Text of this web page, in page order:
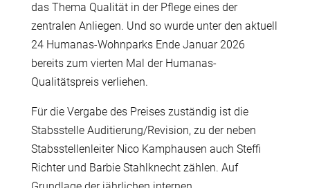
das Thema Qualität in der Pflege eines der
zentralen Anliegen. Und so wurde unter den aktuell
24 Humanas-Wohnparks Ende Januar 2026
bereits zum vierten Mal der Humanas-
Qualitätspreis verliehen.
Für die Vergabe des Preises zuständig ist die
Stabsstelle Auditierung/Revision, zu der neben
Stabsstellenleiter Nico Kamphausen auch Steffi
Richter und Barbie Stahlknecht zählen. Auf